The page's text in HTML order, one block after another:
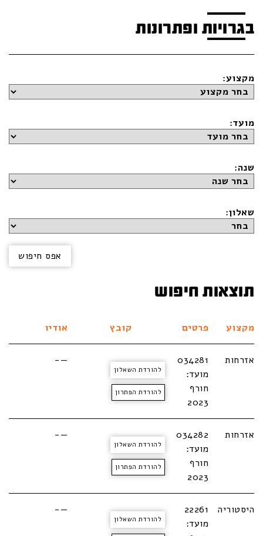
בגרויות ופתרונות
מקצוע:
מועד:
שנה:
שאלון:
תוצאות חיפוש
מקצוע פרטים קובץ אודיו
אזרחות
034281
מועד:
חורף
2023
להורדת השאלון
להורדת הפתרון
—-
אזרחות
034282
מועד:
חורף
2023
להורדת השאלון
להורדת הפתרון
—-
היסטוריה
22261
מועד:
להורדת השאלון
—-